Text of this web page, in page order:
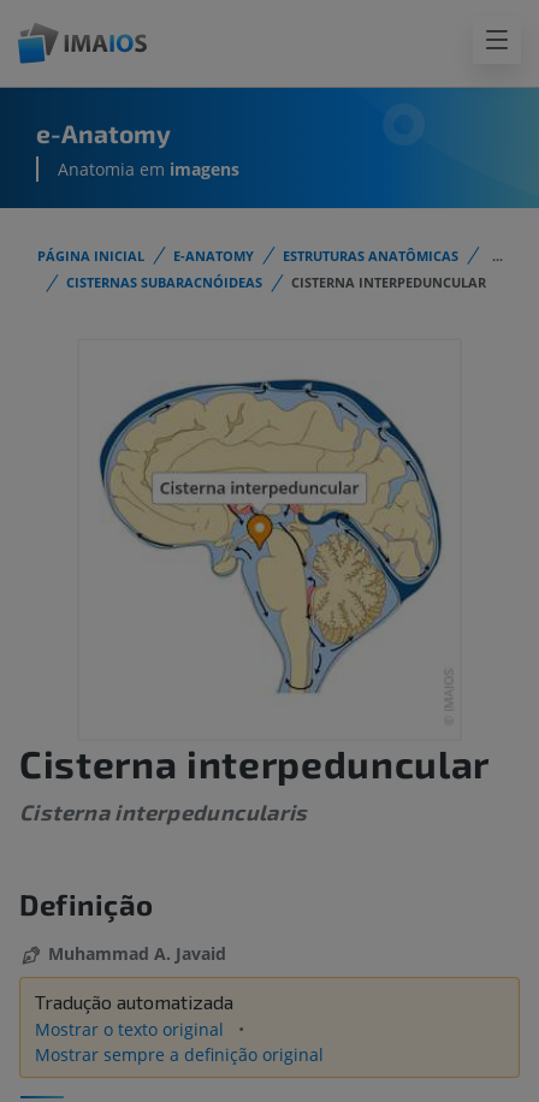
e-Anatomy
Anatomia em imagens
PÁGINA INICIAL E-ANATOMY ESTRUTURAS ANATÔMICAS
...
CISTERNAS SUBARACNÓIDEAS
CISTERNA INTERPEDUNCULAR
Cisterna interpeduncular
Cisterna interpeduncularis
Definição
Muhammad A. Javaid
Tradução automatizada
Mostrar o texto original
Mostrar sempre a definição original